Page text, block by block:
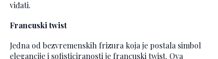
viđati.
Francuski twist
Jedna od bezvremenskih frizura koja je postala simbol
elegancije i sofisticiranosti je francuski twist. Ova